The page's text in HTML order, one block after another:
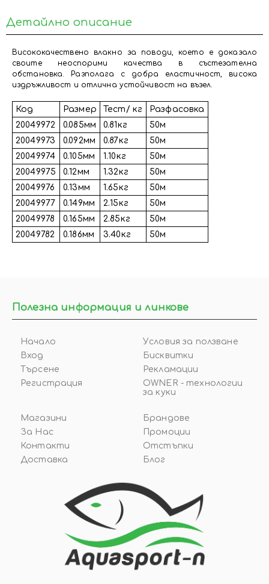
Детайлно описание
Висококачествено влакно за поводи, което е доказало
своите неоспорими качества в състезателна
обстановка. Разполага с добра еластичност, висока
издръжливост и отлична устойчивост на възел.
Код Размер Тест/ кг
Разфасовка
20049972
0.085мм 0.81кг
50м
20049973
0.092мм 0.87кг
50м
20049974
0.105мм 1.10кг
50м
20049975
0.12мм 1.32кг
50м
20049976
0.13мм 1.65кг
50м
20049977
0.149мм 2.15кг
50м
20049978
0.165мм 2.85кг
50м
20049782
0.186мм 3.40кг 50м
Полезна информация и линкове
Начало
Вход
Търсене
Регистрация
Условия за ползване
Бисквитки
Рекламации
OWNER - технологии
за куки
Магазини
За Нас
Контакти
Доставка
Брандове
Промоции
Отстъпки
Блог